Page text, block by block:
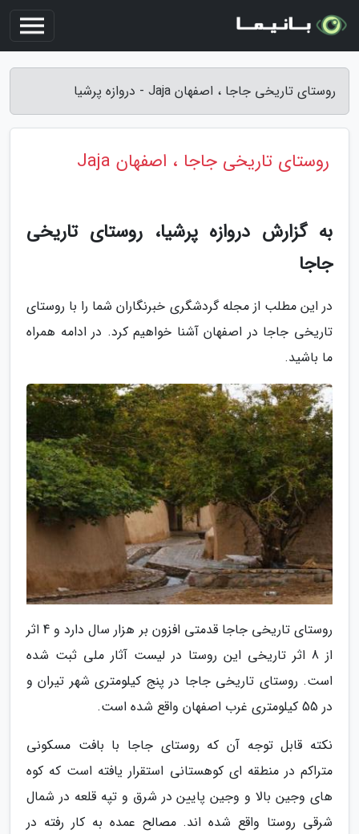
روستای تاریخی جاجا ، اصفهان Jaja - دروازه پرشیا
روستای تاریخی جاجا ، اصفهان Jaja
به گزارش دروازه پرشیا، روستای تاریخی
جاجا
در این مطلب از مجله گردشگری خبرنگاران شما را با روستای
تاریخی جاجا در اصفهان آشنا خواهیم کرد. در ادامه همراه
ما باشید.
روستای تاریخی جاجا قدمتی افزون بر هزار سال دارد و 4 اثر
از 8 اثر تاریخی این روستا در لیست آثار ملی ثبت شده
است. روستای تاریخی جاجا در پنج کیلومتری شهر تیران و
در 55 کیلومتری غرب اصفهان واقع شده است.
نکته قابل توجه آن که روستای جاجا با بافت مسکونی
متراکم در منطقه ای کوهستانی استقرار یافته است که کوه
های وجین بالا و وجین پایین در شرق و تپه قلعه در شمال
شرقی روستا واقع شده اند. مصالح عمده به کار رفته در